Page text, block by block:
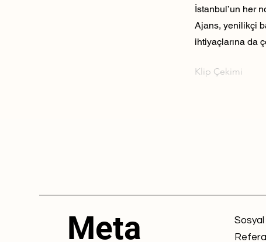
İstanbul’un her
Ajans, yenilikçi
ihtiyaçlarına da
Klip Çekimi
Meta